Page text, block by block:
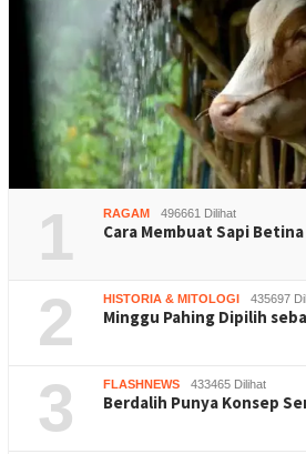
1 RAGAM 496661 Dilihat
Cara Membuat Sapi
2 HISTORIA & MITOLOGI 435697
Minggu Pahing Dipilih
3 FLASHNEWS 433465 Dilihat
Berdalih Punya Konsep